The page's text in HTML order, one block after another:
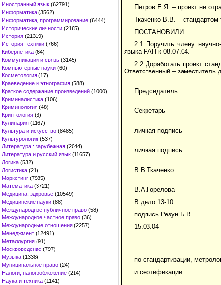
Иностранный язык (62791)
Информатика (3562)
Информатика, программирование (6444)
Исторические личности (2165)
История (21319)
История техники (766)
Кибернетика (64)
Коммуникации и связь (3145)
Компьютерные науки (60)
Косметология (17)
Краеведение и этнография (588)
Краткое содержание произведений (1000)
Криминалистика (106)
Криминология (48)
Криптология (3)
Кулинария (1167)
Культура и искусство (8485)
Культурология (537)
Литература : зарубежная (2044)
Литература и русский язык (11657)
Логика (532)
Логистика (21)
Маркетинг (7985)
Математика (3721)
Медицина, здоровье (10549)
Медицинские науки (88)
Международное публичное право (58)
Международное частное право (36)
Международные отношения (2257)
Менеджмент (12491)
Металлургия (91)
Москвоведение (797)
Музыка (1338)
Муниципальное право (24)
Налоги, налогообложение (214)
Наука и техника (1141)
Петров Е.Я. – проект не
Ткаченко В.В. – стандартом
ПОСТАНОВИЛИ:
2.1 Поручить члену
языка РАН к 08.07.04.
2.2 Доработать проект
Ответственный – заместитель
Председатель
Секретарь
личная подпись
личная подпись
В.В.Ткаченко
В.А.Горелова
В дело 13-10
подпись Резун Б.В.
15.03.04
по стандартизации,
и сертификации